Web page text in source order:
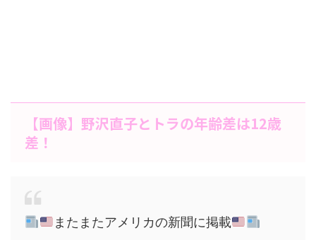
【画像】野沢直子とトラの年齢差は12歳
差！
またまたアメリカの新聞に掲載